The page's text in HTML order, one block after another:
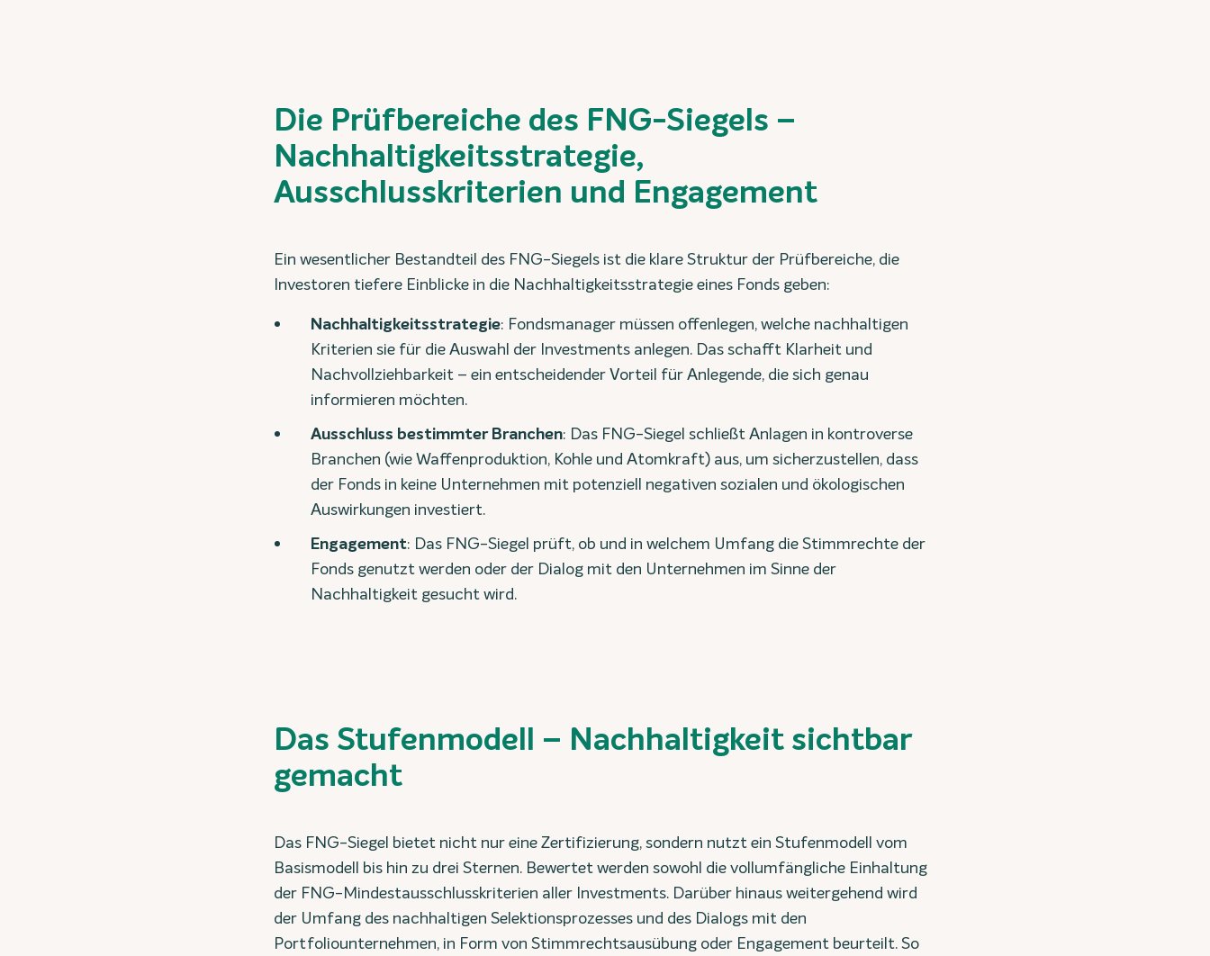
Die Prüfbereiche des FNG-Siegels –
Nachhaltigkeitsstrategie,
Ausschlusskriterien und Engagement
Ein wesentlicher Bestandteil des FNG-Siegels ist die klare Struktur der Prüfbereiche, die
Investoren tiefere Einblicke in die Nachhaltigkeitsstrategie eines Fonds geben:
Nachhaltigkeitsstrategie: Fondsmanager müssen offenlegen, welche nachhaltigen
Kriterien sie für die Auswahl der Investments anlegen. Das schafft Klarheit und
Nachvollziehbarkeit – ein entscheidender Vorteil für Anlegende, die sich genau
informieren möchten.
Ausschluss bestimmter Branchen: Das FNG-Siegel schließt Anlagen in kontroverse
Branchen (wie Waffenproduktion, Kohle und Atomkraft) aus, um sicherzustellen, dass
der Fonds in keine Unternehmen mit potenziell negativen sozialen und ökologischen
Auswirkungen investiert.
Engagement: Das FNG-Siegel prüft, ob und in welchem Umfang die Stimmrechte der
Fonds genutzt werden oder der Dialog mit den Unternehmen im Sinne der
Nachhaltigkeit gesucht wird.
Das Stufenmodell – Nachhaltigkeit sichtbar
gemacht
Das FNG-Siegel bietet nicht nur eine Zertifizierung, sondern nutzt ein Stufenmodell vom
Basismodell bis hin zu drei Sternen. Bewertet werden sowohl die vollumfängliche Einhaltung
der FNG-Mindestausschlusskriterien aller Investments. Darüber hinaus weitergehend wird
der Umfang des nachhaltigen Selektionsprozesses und des Dialogs mit den
Portfoliounternehmen, in Form von Stimmrechtsausübung oder Engagement beurteilt. So